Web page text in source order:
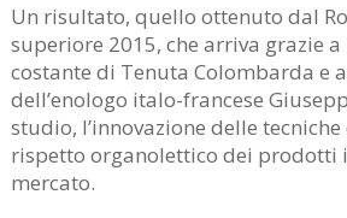
Un risultato, quello ottenuto dal
superiore 2015, che arriva grazie
costante di Tenuta Colombarda e
dell’enologo italo-francese
studio, l’innovazione delle
rispetto organolettico dei prodotti
mercato.